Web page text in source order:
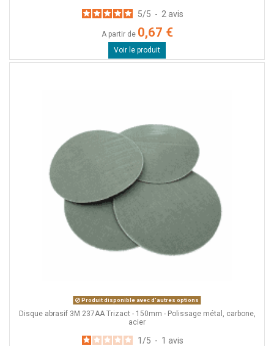
5/5 - 2 avis
A partir de 0,67 €
Voir le produit
Produit disponible avec d'autres options
Disque abrasif 3M 237AA Trizact - 150mm - Polissage métal, carbone,
acier
1 /5 - 1 avis